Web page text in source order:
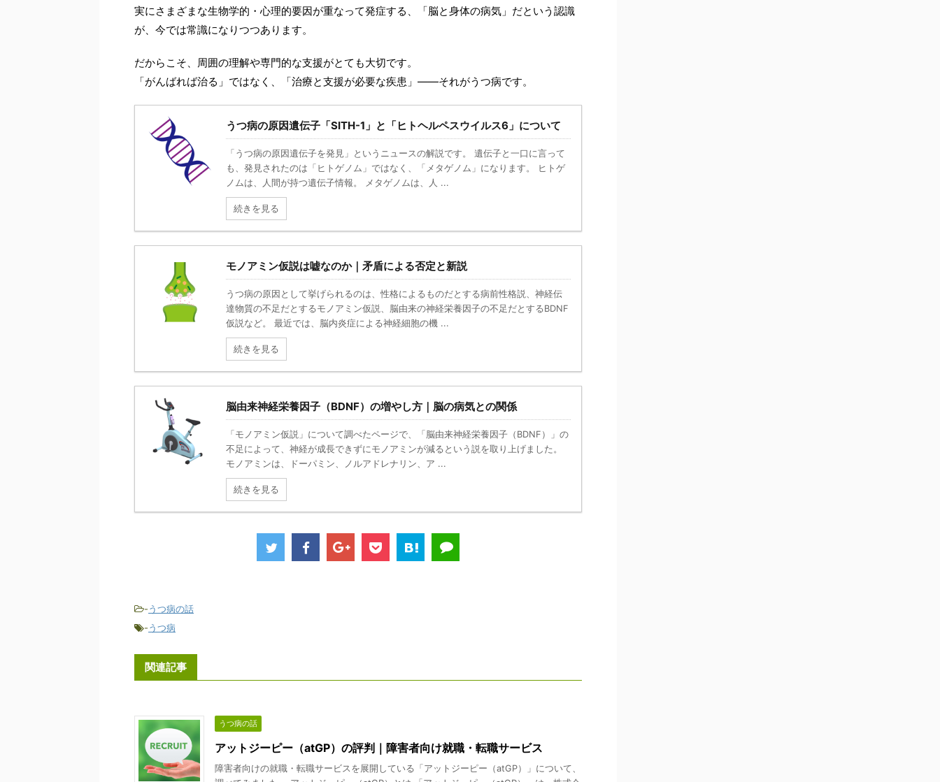
実にさまざまな生物学的・心理的要因が重なって発症する、「脳と身体の病気」だという認識
が、今では常識になりつつあります。
だからこそ、周囲の理解や専門的な支援がとても大切です。
「がんばれば治る」ではなく、「治療と支援が必要な疾患」――それがうつ病です。
うつ病の原因遺伝子「SITH-1」と「ヒトヘルペスウイルス6」について
「うつ病の原因遺伝子を発見」というニュースの解説です。 遺伝子と一口に言って
も、発見されたのは「ヒトゲノム」ではなく、「メタゲノム」になります。 ヒトゲ
ノムは、人間が持つ遺伝子情報。 メタゲノムは、人 ...
続きを見る
モノアミン仮説は嘘なのか｜矛盾による否定と新説
うつ病の原因として挙げられるのは、性格によるものだとする病前性格説、神経伝
達物質の不足だとするモノアミン仮説、脳由来の神経栄養因子の不足だとするBDNF
仮説など。 最近では、脳内炎症による神経細胞の機 ...
続きを見る
脳由来神経栄養因子（BDNF）の増やし方｜脳の病気との関係
「モノアミン仮説」について調べたページで、「脳由来神経栄養因子（BDNF）」の
不足によって、神経が成長できずにモノアミンが減るという説を取り上げました。
モノアミンは、ドーパミン、ノルアドレナリン、ア ...
続きを見る
-うつ病の話
-うつ病
関連記事
うつ病の話
アットジーピー（atGP）の評判｜障害者向け就職・転職サービス
障害者向けの就職・転職サービスを展開している「アットジーピー（atGP）」について、